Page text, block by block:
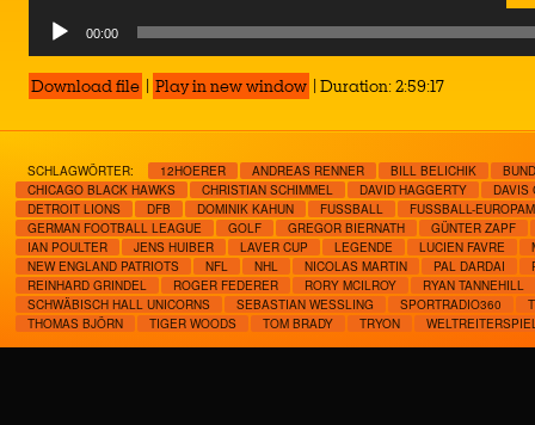
Audio
Player
00:00
Download file | Play in new window | Duration: 2:59:17
SCHLAGWÖRTER: 12HOERER ANDREAS RENNER BILL BELICHIK
CHICAGO BLACK HAWKS
CHRISTIAN SCHIMMEL DAVID HAGGERTY
DAVIS
DETROIT LIONS
DFB DOMINIK KAHUN FUSSBALL
FUSSBALL-
GERMAN FOOTBALL LEAGUE
GOLF GREGOR BIERNATH
GÜNTER ZAPF
IAN POULTER
JENS HUIBER LAVER CUP LEGENDE LUCIEN FAVRE
NEW ENGLAND PATRIOTS
NFL NHL NICOLAS MARTIN PAL DARDAI
REINHARD GRINDEL
ROGER FEDERER RORY MCILROY
RYAN TANNEHILL
SCHWÄBISCH HALL UNICORNS
SEBASTIAN WESSLING SPORTRADIO360
THOMAS BJÖRN
TIGER WOODS TOM BRADY TRYON